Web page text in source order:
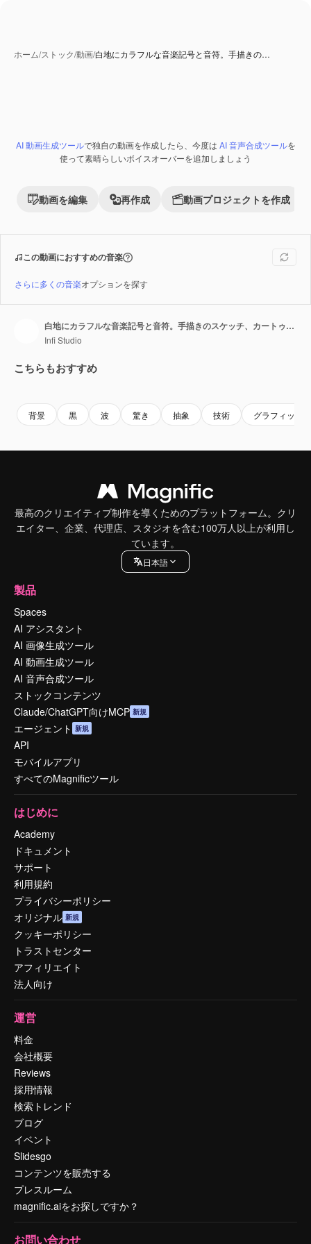
ホーム/ストック/動画/白地にカラフルな音楽記号と音符。手描きの…
Premium
AI 動画生成ツールで独自の動画を作成したら、今度は AI 音声合成ツールを
使って素晴らしいボイスオーバーを追加しましょう
動画を編集 再作成 動画プロジェクトを作成
この動画におすすめの音楽
さらに多くの音楽オプションを探す
白地にカラフルな音楽記号と音符。手描きのスケッチ、カートゥーン落書きスタイル、かわいい
Infi Studio
こちらもおすすめ
背景 黒 波 驚き 抽象 技術 グラフィック
最高のクリエイティブ制作を導くためのプラットフォーム。クリ
エイター、企業、代理店、スタジオを含む100万人以上が利用し
ています。
日本語
製品
Spaces
AI アシスタント
AI 画像生成ツール
AI 動画生成ツール
AI 音声合成ツール
ストックコンテンツ
Claude/ChatGPT向けMCP 新規
エージェント 新規
API
モバイルアプリ
すべてのMagnificツール
はじめに
Academy
ドキュメント
サポート
利用規約
プライバシーポリシー
オリジナル 新規
クッキーポリシー
トラストセンター
アフィリエイト
法人向け
運営
料金
会社概要
Reviews
採用情報
検索トレンド
ブログ
イベント
Slidesgo
コンテンツを販売する
プレスルーム
magnific.aiをお探しですか？
お問い合わせ